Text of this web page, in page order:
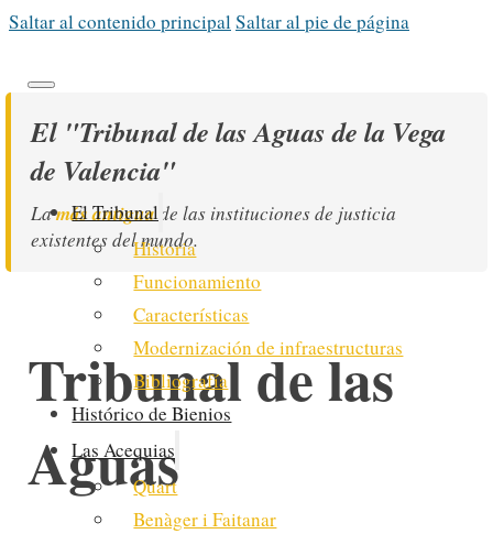
Saltar al contenido principalSaltar al pie de página
El Tribunal
Historia
Funcionamiento
Características
Modernización de infraestructuras
Bibliografía
Histórico de Bienios
Las Acequias
Quart
Benàger i Faitanar
El "Tribunal de las Aguas de la Vega
de Valencia"
Lamás antiguade las instituciones de justicia
existentes del mundo.
Tribunal de las
Aguas